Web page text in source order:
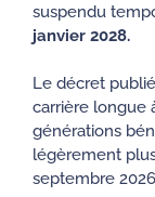
suspendu
janvier 2028.
Le décret
carrière longue
générations
légèrement
septembre